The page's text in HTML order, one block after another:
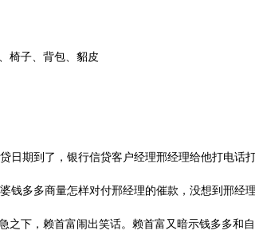
椅子、背包、貂皮
日期到了，银行信贷客户经理邢经理给他打电话
钱多多商量怎样对付邢经理的催款，没想到邢经
之下，赖首富闹出笑话。赖首富又暗示钱多多和